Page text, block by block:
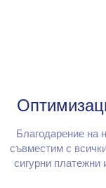
Благодарение на
съвместим с
сигурни платежни